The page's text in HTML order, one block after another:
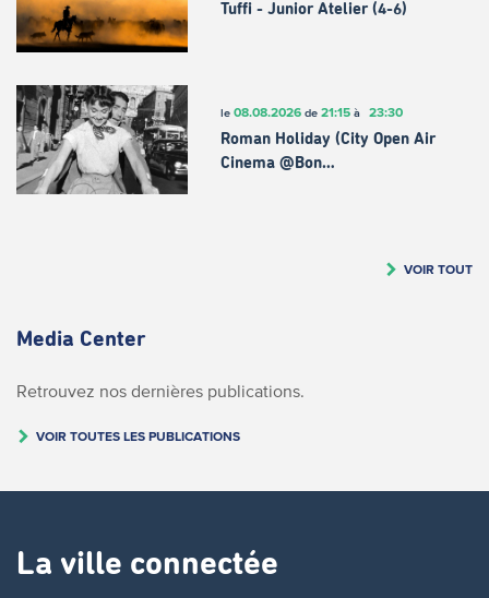
Tuffi - Junior Atelier (4-6)
le 08.08.2026de 21:15à 23:30
Roman Holiday (City Open Air
Cinema @Bon…
VOIR TOUT
Media Center
Retrouvez nos dernières publications.
VOIR TOUTES LES PUBLICATIONS
La ville connectée